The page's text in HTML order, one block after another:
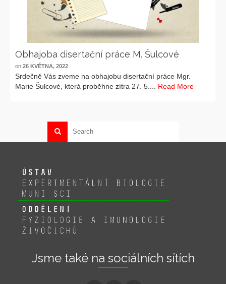
Obhajoba disertační práce M. Šulcové
on 26 KVĚTNA, 2022
Srdečně Vás zveme na obhajobu disertační práce Mgr.
Marie Šulcové, která proběhne zítra 27. 5.... Read More
Jsme také na sociálních sítích